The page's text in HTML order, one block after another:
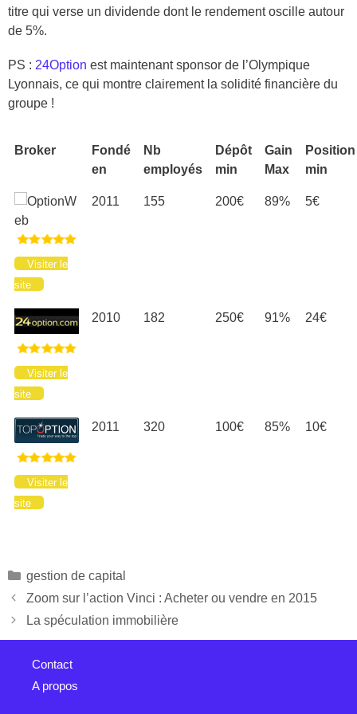
titre qui verse un dividende dont le rendement oscille autour
de 5%.
PS : 24Option est maintenant sponsor de l’Olympique
Lyonnais, ce qui montre clairement la solidité financière du
groupe !
Broker
Fondé
en
Nb
employés
Dépôt
min
Gain
Max
Position
min
Visiter le
site
2011 155 200€ 89% 5€
Visiter le
site
2010 182 250€ 91% 24€
Visiter le
site
2011 320 100€ 85% 10€
gestion de capital
Zoom sur l’action Vinci : Acheter ou vendre en 2015
La spéculation immobilière
Contact
A propos